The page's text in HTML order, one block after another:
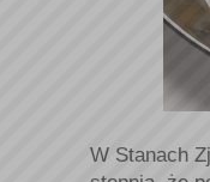
W Stanach